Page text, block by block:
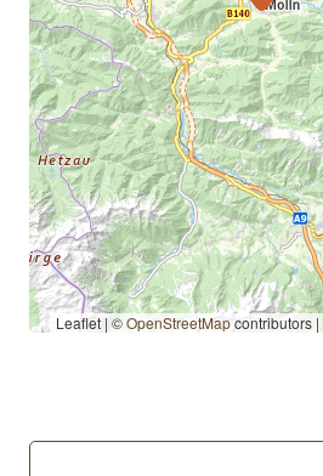
Leaflet | ©OpenStreetMapcontributors |